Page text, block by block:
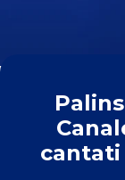
cantati